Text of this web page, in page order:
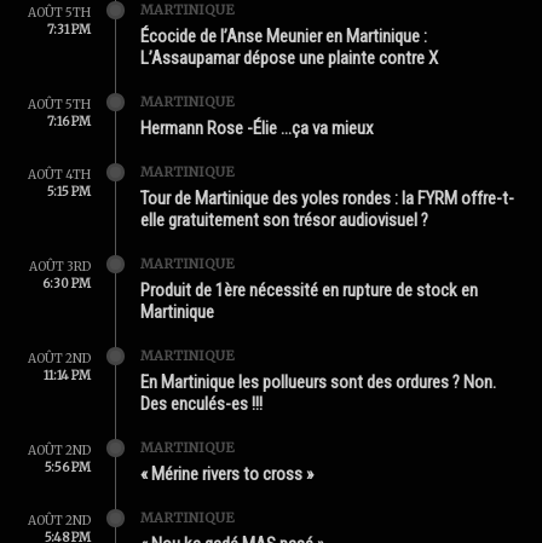
AOÛT 5TH
7:31 PM
MARTINIQUE
Écocide de l’Anse Meunier en Martinique :
L’Assaupamar dépose une plainte contre X
AOÛT 5TH
7:16 PM
MARTINIQUE
Hermann Rose -Élie …ça va mieux
AOÛT 4TH
5:15 PM
MARTINIQUE
Tour de Martinique des yoles rondes : la FYRM offre-t-
elle gratuitement son trésor audiovisuel ?
AOÛT 3RD
6:30 PM
MARTINIQUE
Produit de 1ère nécessité en rupture de stock en
Martinique
AOÛT 2ND
11:14 PM
MARTINIQUE
En Martinique les pollueurs sont des ordures ? Non.
Des enculés-es !!!
AOÛT 2ND
5:56 PM
MARTINIQUE
« Mérine rivers to cross »
AOÛT 2ND
5:48 PM
MARTINIQUE